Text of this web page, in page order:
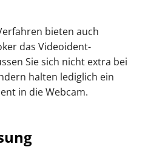
bieten auch
das Videoident-
Sie sich nicht extra bei
halten lediglich ein
in die Webcam.